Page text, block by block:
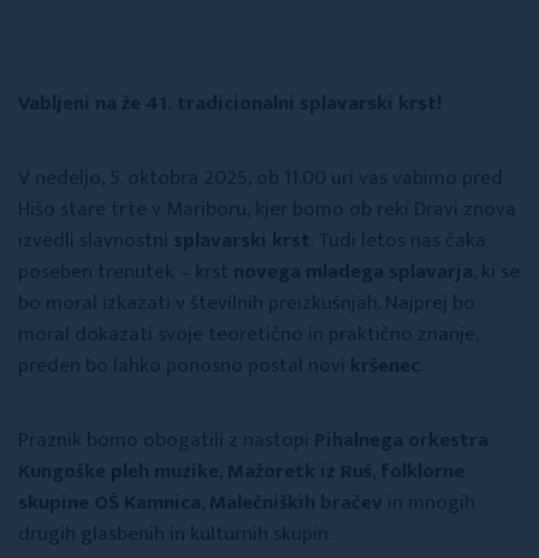
Vabljeni na že 41. tradicionalni splavarski krst!
V nedeljo, 5. oktobra 2025, ob 11.00 uri vas vabimo pred
Hišo stare trte v Mariboru, kjer bomo ob reki Dravi znova
izvedli slavnostni splavarski krst . Tudi letos nas čaka
poseben trenutek – krst novega mladega splavarja, ki se
bo moral izkazati v številnih preizkušnjah. Najprej bo
moral dokazati svoje teoretično in praktično znanje,
preden bo lahko ponosno postal novi kršenec
Praznik bomo obogatili z nastopi Pihalnega orkestra
Kungoške pleh muzike,Mažoretk iz Ruš,folklorne
skupine OŠ Kamnica,Malečniških bračev in mnogih
drugih glasbenih in kulturnih skupin.